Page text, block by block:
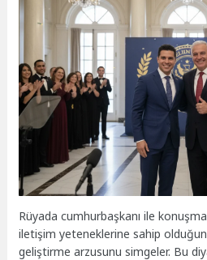
Rüyada cumhurbaşkanı ile
iletişim yeteneklerine sahip
geliştirme arzusunu simgeler. Bu